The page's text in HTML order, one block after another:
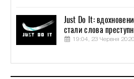
Just Do It:
стали слова
19:04, 23 Червня 2020